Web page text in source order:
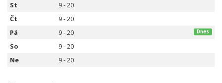
St
9 - 20
Čt
9 - 20
Pá
9 - 20 Dnes
So
9 - 20
Ne
9 - 20